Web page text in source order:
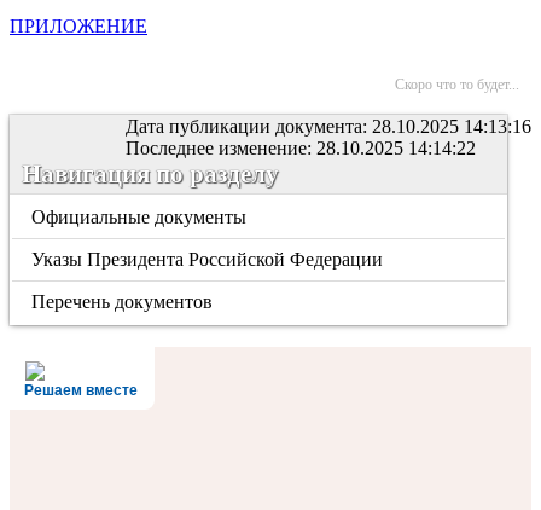
ПРИЛОЖЕНИЕ
Скоро что то будет...
Дата публикации документа: 28.10.2025 14:13:16
Последнее изменение: 28.10.2025 14:14:22
Навигация по разделу
Официальные документы
Указы Президента Российской Федерации
Перечень документов
Решаем вместе